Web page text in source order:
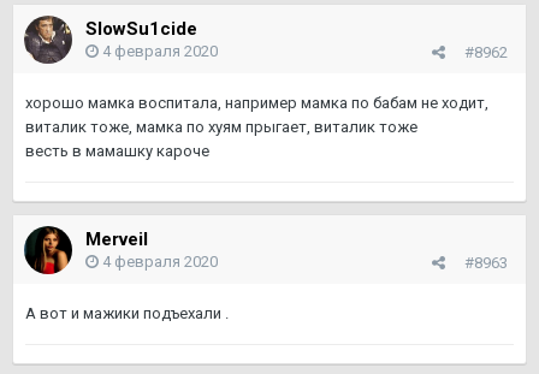
SlowSu1cide
#8962
4 февраля 2020
хорошо мамка воспитала, например мамка по бабам не ходит,
виталик тоже, мамка по хуям прыгает, виталик тоже
весть в мамашку кароче
Merveil
#8963
4 февраля 2020
А вот и мажики подъехали .